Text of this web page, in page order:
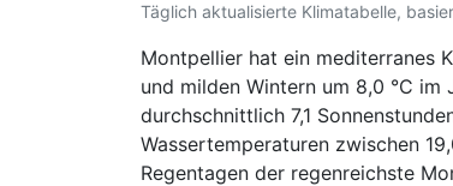
Täglich aktualisierte Klimatabelle,
Montpellier hat ein mediterranes
und milden Wintern um 8,0 °C
durchschnittlich 7,1
Wassertemperaturen zwischen
Regentagen der regenreichste